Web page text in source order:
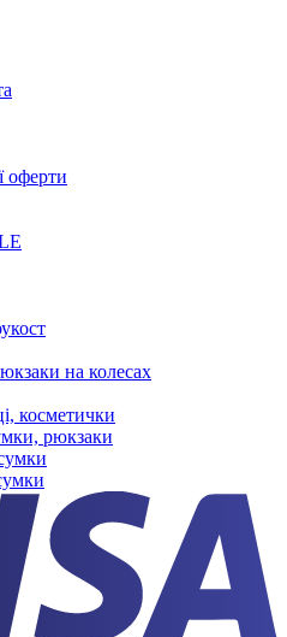
оферти
на колесах
косметички
рюкзаки